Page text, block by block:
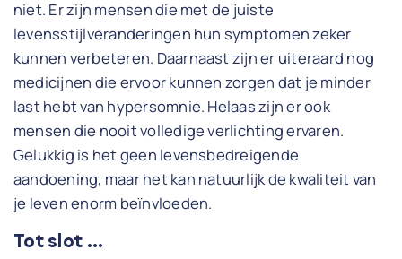
niet. Er zijn mensen die met de juiste
levensstijlveranderingen hun symptomen zeker
kunnen verbeteren. Daarnaast zijn er uiteraard nog
medicijnen die ervoor kunnen zorgen dat je minder
last hebt van hypersomnie. Helaas zijn er ook
mensen die nooit volledige verlichting ervaren.
Gelukkig is het geen levensbedreigende
aandoening, maar het kan natuurlijk de kwaliteit van
je leven enorm beïnvloeden.
Tot slot …